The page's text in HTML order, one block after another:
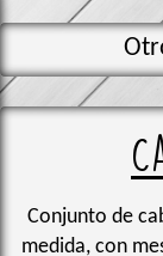
Conjunto de
medida, con